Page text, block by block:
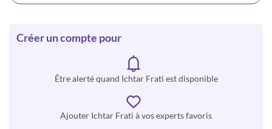
Créer un compte pour
Être alerté quand Ichtar Frati est disponible
Ajouter Ichtar Frati à vos experts favoris